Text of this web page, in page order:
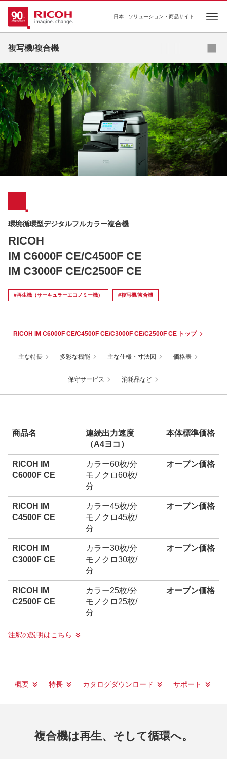
日本 - ソリューション・商品サイト
複写機/複合機
デジタルフルカラー複合機
デジタルモノクロ複合機
デジタル広幅複合機
再生機（サーキュラーエコノミー機）
プリンター複合機
環境循環型デジタルフルカラー複合機
RICOH
IM C6000F CE/C4500F CE
IM C3000F CE/C2500F CE
#再生機（サーキュラーエコノミー機） #複写機/複合機
RICOH IM C6000F CE/C4500F CE/C3000F CE/C2500F CE トップ
主な特長 多彩な機能 主な仕様・寸法図 価格表
保守サービス 消耗品など
商品名
連続出力速度
（A4ヨコ）
本体標準価格
RICOH IM
C6000F CE
カラー60枚/分
モノクロ60枚/
分
オープン価格
RICOH IM
C4500F CE
カラー45枚/分
モノクロ45枚/
分
オープン価格
RICOH IM
C3000F CE
カラー30枚/分
モノクロ30枚/
分
オープン価格
RICOH IM
C2500F CE
カラー25枚/分
モノクロ25枚/
分
オープン価格
注釈の説明はこちら
概要 特長 カタログダウンロード サポート
複合機は再生、そして循環へ。